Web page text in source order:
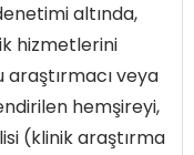
altında,
hizmetlerini
veya
hemşireyi,
(klinik araştırma